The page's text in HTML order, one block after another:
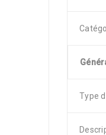
Type